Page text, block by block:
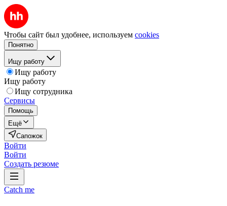
Чтобы сайт был удобнее, используем cookies
Понятно
Ищу работу
Ищу работу
Ищу работу
Ищу сотрудника
Сервисы
Помощь
Ещё
Сапожок
Войти
Войти
Создать резюме
Catch me